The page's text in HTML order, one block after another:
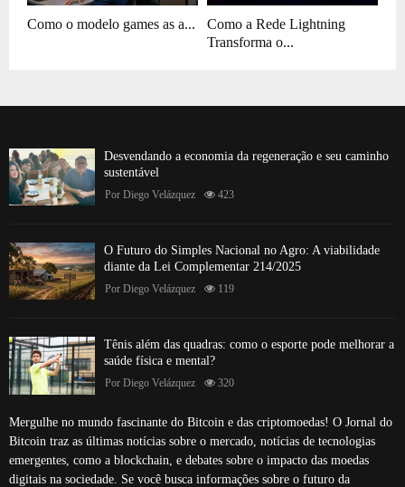
Como o modelo games as a...
Como a Rede Lightning
Transforma o...
Desvendando a economia da regeneração e seu caminho
sustentável
Por Diego Velázquez 423
O Futuro do Simples Nacional no Agro: A viabilidade
diante da Lei Complementar 214/2025
Por Diego Velázquez 119
Tênis além das quadras: como o esporte pode melhorar a
saúde física e mental?
Por Diego Velázquez 320
Mergulhe no mundo fascinante do Bitcoin e das criptomoedas! O Jornal do
Bitcoin traz as últimas notícias sobre o mercado, notícias de tecnologias
emergentes, como a blockchain, e debates sobre o impacto das moedas
digitais na sociedade. Se você busca informações sobre o futuro da